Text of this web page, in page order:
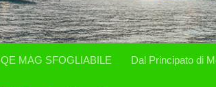
QE MAG SFOGLIABILE Dal Principato di